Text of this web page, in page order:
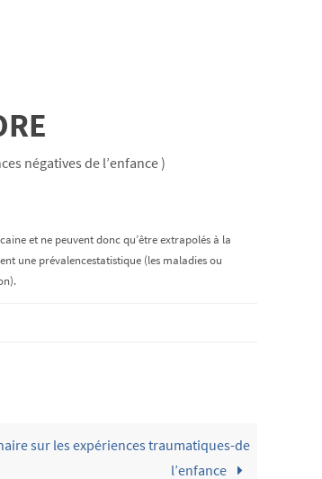
négatives de l’enfance )
et ne peuvent donc qu’être extrapolés à la
une prévalencestatistique (les maladies ou
sur les expériences traumatiques-de
l’enfance